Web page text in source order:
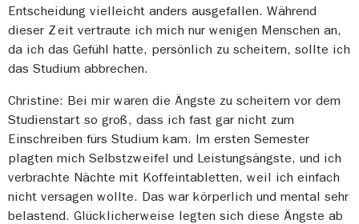
Entscheidung vielleicht anders ausgefallen. Während
dieser Zeit vertraute ich mich nur wenigen Menschen an,
da ich das Gefühl hatte, persönlich zu scheitern, sollte ich
das Studium abbrechen.
Christine: Bei mir waren die Ängste zu scheitern vor dem
Studienstart so groß, dass ich fast gar nicht zum
Einschreiben fürs Studium kam. Im ersten Semester
plagten mich Selbstzweifel und Leistungsängste, und ich
verbrachte Nächte mit Koffeintabletten, weil ich einfach
nicht versagen wollte. Das war körperlich und mental sehr
belastend. Glücklicherweise legten sich diese Ängste ab